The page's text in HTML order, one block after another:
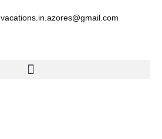
vacations.in.azores@gmail.com